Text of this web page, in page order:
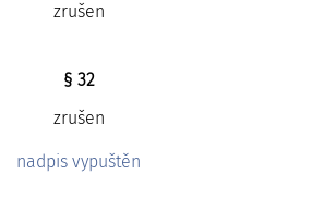
zrušen
§ 32
zrušen
nadpis vypuštěn